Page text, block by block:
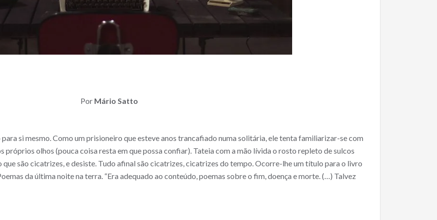
Por Mário Satto
si mesmo. Como um prisioneiro que esteve anos trancafiado numa solitária, ele tenta familiarizar-se com
próprios olhos (pouca coisa resta em que possa confiar). Tateia com a mão lívida o rosto repleto de sulcos
são cicatrizes, e desiste. Tudo afinal são cicatrizes, cicatrizes do tempo. Ocorre-lhe um título para o livro
da última noite na terra. “Era adequado ao conteúdo, poemas sobre o fim, doença e morte. (…) Talvez